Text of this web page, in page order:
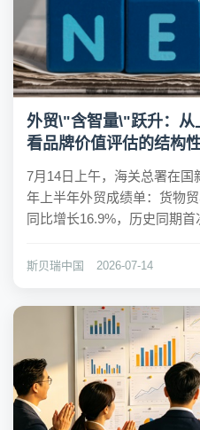
外贸\"含智量\"跃升：从
看品牌价值评估的结构
7月14日上午，海关总署在国
年上半年外贸成绩单：货物
同比增长16.9%，历史同期
22.1%。在整体两位数增长的
斯贝瑞中国 2026-07-14